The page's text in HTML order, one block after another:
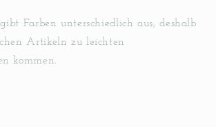
gibt Farben unterschiedlich aus, deshalb
Artikeln zu leichten
kommen.